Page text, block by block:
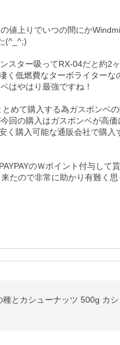
値上りでいつの間にか
(^_^;)
スター吸ってRX-04だと約2
く低燃費なターボライターな
はやはり最強ですね！
めて購入する為ガスボンベ
回の購入はガスボンベが高
く購入可能な通販会社で購入
のＷポイント付与して
たので非常に助かり有難く
とカシューナッツ 500g カ